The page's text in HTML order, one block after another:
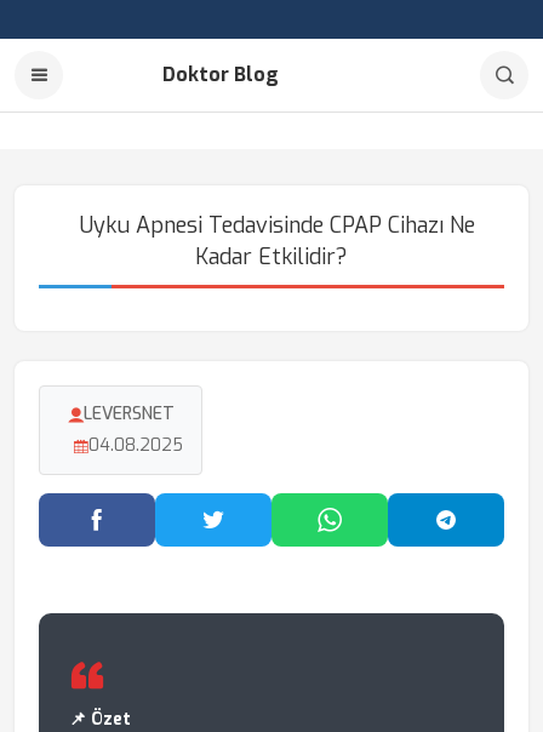
Doktor Blog
Uyku Apnesi Tedavisinde CPAP Cihazı Ne
Kadar Etkilidir?
LEVERSNET
04.08.2025
Facebook'ta PaylaşTwitter'da PaylaşWhatsApp'ta Paylaş
📌 Özet